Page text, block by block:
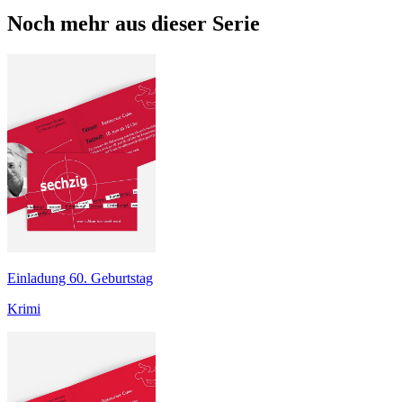
Noch mehr aus dieser Serie
Einladung 60. Geburtstag
Krimi